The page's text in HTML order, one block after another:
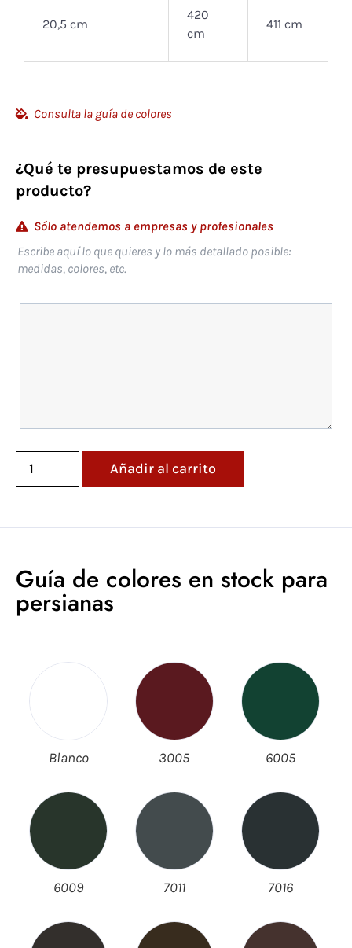
20,5 cm
420
cm
411 cm
Consulta la guía de colores
¿Qué te presupuestamos de este
producto?
Sólo atendemos a empresas y profesionales
Escribe aquí lo que quieres y lo más detallado posible:
medidas, colores, etc.
Añadir al carrito
Guía de colores en stock para
persianas
Blanco 3005 6005
6009 7011 7016